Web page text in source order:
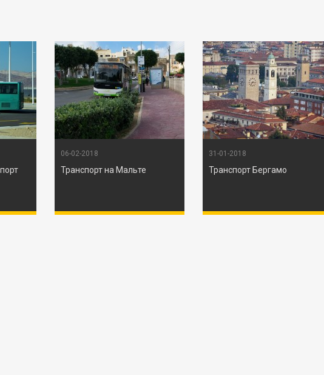
06-02-2018
Транспорт на Мальте
31-01-2018
Транспорт Бергамо